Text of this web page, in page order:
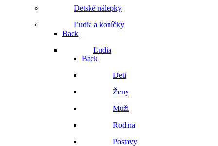
Detské nálepky
Ľudia a koníčky
Back
Ľudia
Back
Deti
Ženy
Muži
Rodina
Postavy